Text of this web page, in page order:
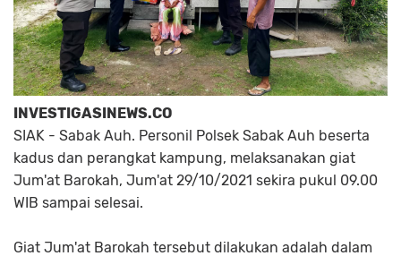
INVESTIGASINEWS.CO
SIAK - Sabak Auh. Personil Polsek Sabak Auh beserta
kadus dan perangkat kampung, melaksanakan giat
Jum'at Barokah, Jum'at 29/10/2021 sekira pukul 09.00
WIB sampai selesai.
Giat Jum'at Barokah tersebut dilakukan adalah dalam